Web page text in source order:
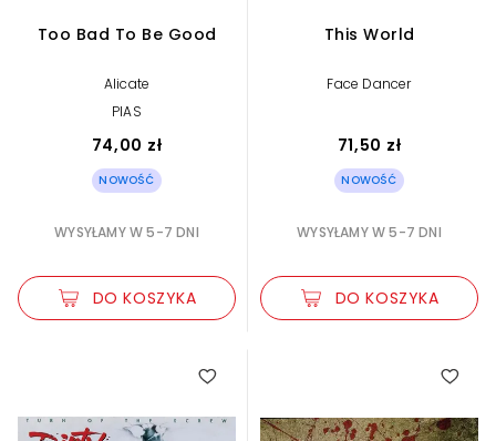
Too Bad To Be Good
Alicate
PIAS
74,00 zł
NOWOŚĆ
WYSYŁAMY W 5-7 DNI
DO KOSZYKA
This World
Face Dancer
71,50 zł
NOWOŚĆ
WYSYŁAMY W 5-7 DNI
DO KOSZYKA